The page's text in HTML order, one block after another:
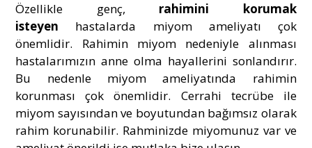
Özellikle genç, rahimini korumak
isteyen hastalarda miyom ameliyatı çok
önemlidir. Rahimin miyom nedeniyle alınması
hastalarımızın anne olma hayallerini sonlandırır.
Bu nedenle miyom ameliyatında rahimin
korunması çok önemlidir. Cerrahi tecrübe ile
miyom sayısından ve boyutundan bağımsız olarak
rahim korunabilir. Rahminizde miyomunuz var ve